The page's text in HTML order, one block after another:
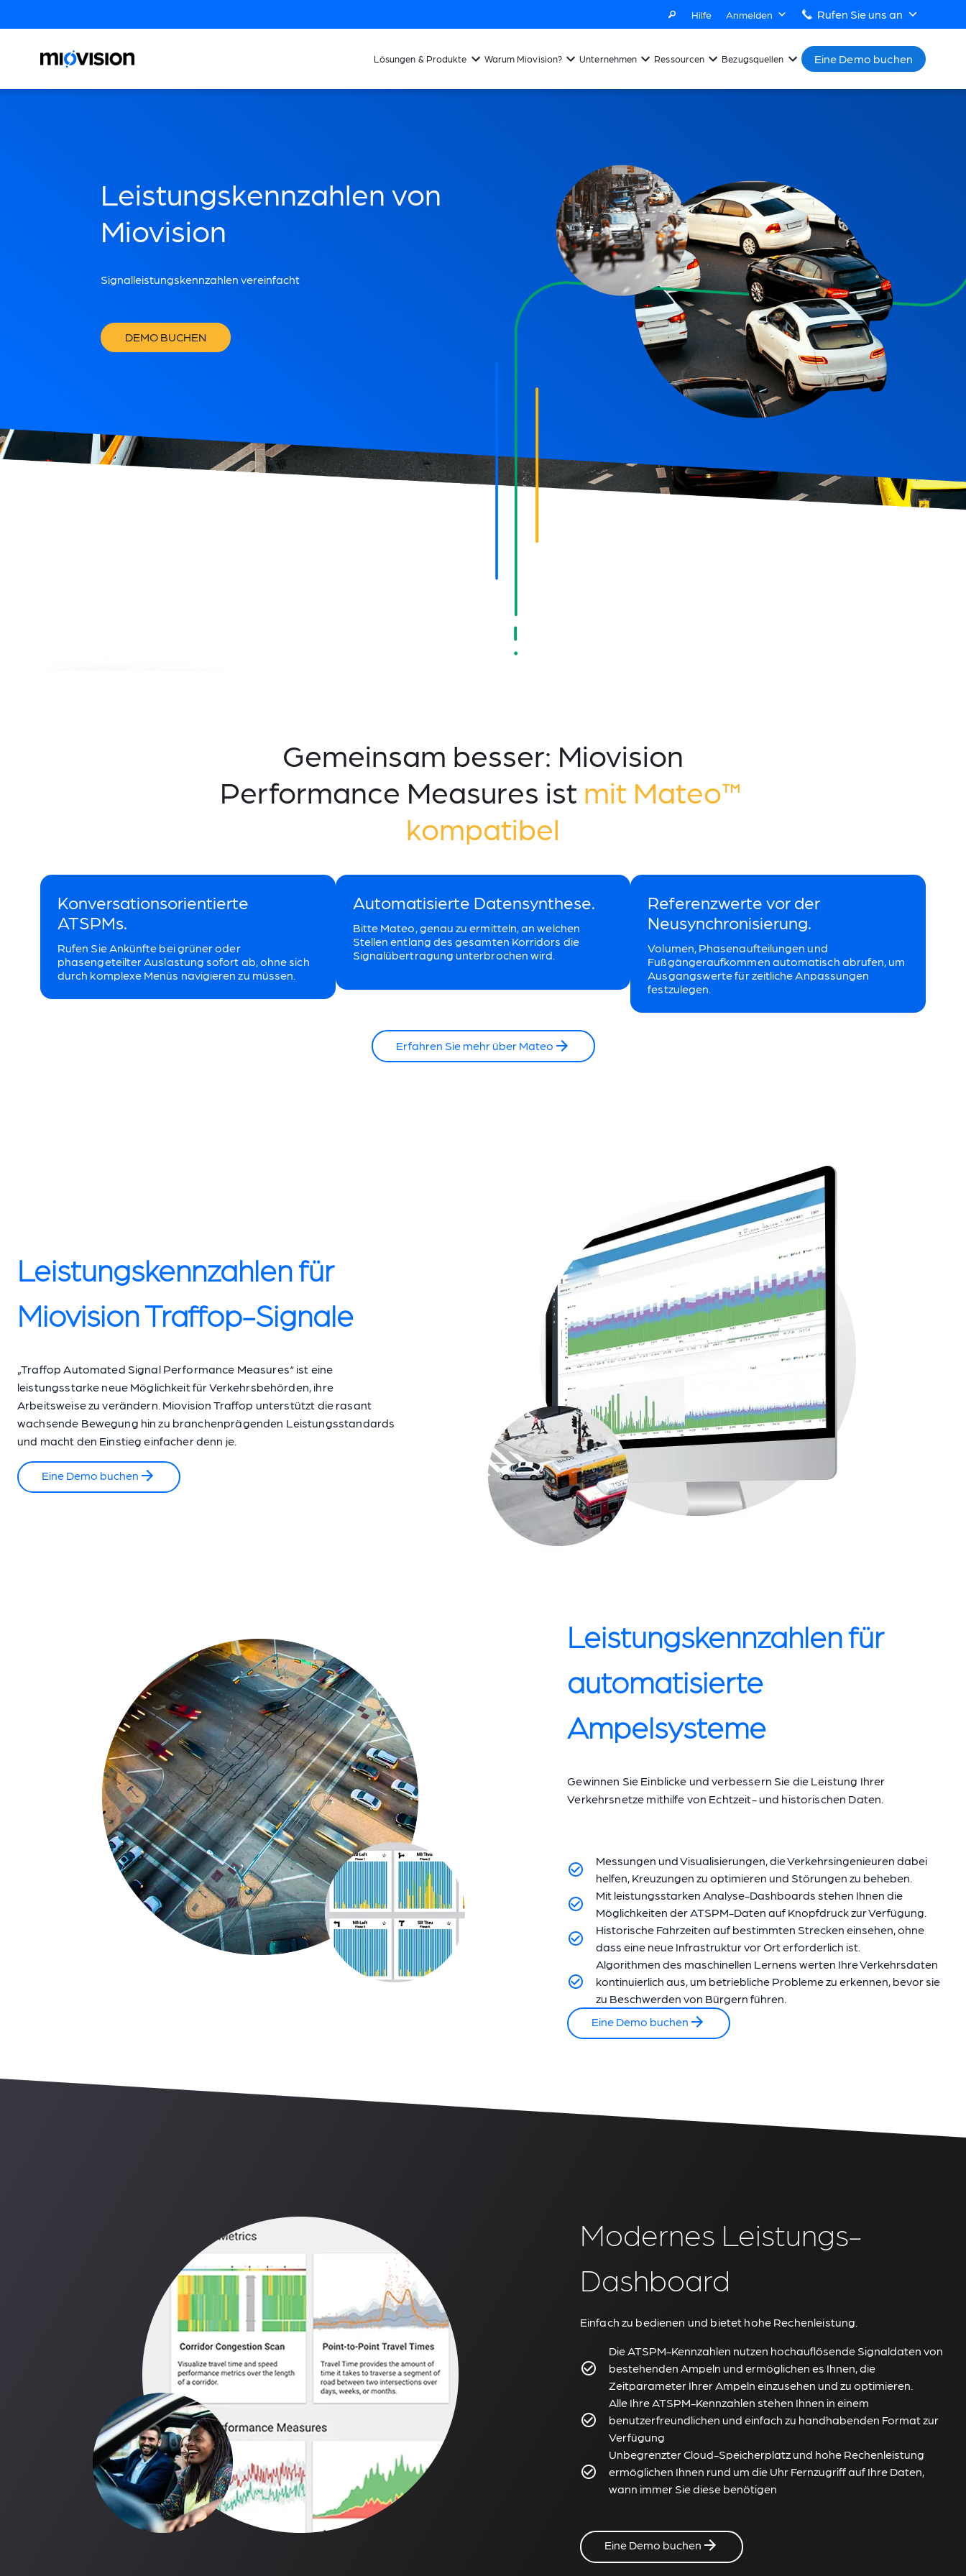
Hilfe Anmelden Rufen Sie uns an
Lösungen & Produkte Warum Miovision? Unternehmen Ressourcen Bezugsquellen Eine Demo buchen
Leistungskennzahlen von
Miovision
Signalleistungskennzahlen vereinfacht
DEMO BUCHEN
Gemeinsam besser: Miovision
Performance Measures ist mit Mateo™
kompatibel
Konversationsorientierte
ATSPMs.
Rufen Sie Ankünfte bei grüner oder
phasengeteilter Auslastung sofort ab, ohne sich
durch komplexe Menüs navigieren zu müssen.
Automatisierte Datensynthese.
Bitte Mateo, genau zu ermitteln, an welchen
Stellen entlang des gesamten Korridors die
Signalübertragung unterbrochen wird.
Referenzwerte vor der
Neusynchronisierung.
Volumen, Phasenaufteilungen und
Fußgängeraufkommen automatisch abrufen, um
Ausgangswerte für zeitliche Anpassungen
festzulegen.
Erfahren Sie mehr über Mateo
Leistungskennzahlen für
Miovision Traffop-Signale
„Traffop Automated Signal Performance Measures“ ist eine
leistungsstarke neue Möglichkeit für Verkehrsbehörden, ihre
Arbeitsweise zu verändern. Miovision Traffop unterstützt die rasant
wachsende Bewegung hin zu branchenprägenden Leistungsstandards
und macht den Einstieg einfacher denn je.
Eine Demo buchen
Leistungskennzahlen für
automatisierte
Ampelsysteme
Gewinnen Sie Einblicke und verbessern Sie die Leistung Ihrer
Verkehrsnetze mithilfe von Echtzeit- und historischen Daten.
Messungen und Visualisierungen, die Verkehrsingenieuren dabei
helfen, Kreuzungen zu optimieren und Störungen zu beheben.
Mit leistungsstarken Analyse-Dashboards stehen Ihnen die
Möglichkeiten der ATSPM-Daten auf Knopfdruck zur Verfügung.
Historische Fahrzeiten auf bestimmten Strecken einsehen, ohne
dass eine neue Infrastruktur vor Ort erforderlich ist.
Algorithmen des maschinellen Lernens werten Ihre Verkehrsdaten
kontinuierlich aus, um betriebliche Probleme zu erkennen, bevor sie
zu Beschwerden von Bürgern führen.
Eine Demo buchen
Modernes Leistungs-
Dashboard
Einfach zu bedienen und bietet hohe Rechenleistung.
Die ATSPM-Kennzahlen nutzen hochauflösende Signaldaten von
bestehenden Ampeln und ermöglichen es Ihnen, die
Zeitparameter Ihrer Ampeln einzusehen und zu optimieren.
Alle Ihre ATSPM-Kennzahlen stehen Ihnen in einem
benutzerfreundlichen und einfach zu handhabenden Format zur
Verfügung
Unbegrenzter Cloud-Speicherplatz und hohe Rechenleistung
ermöglichen Ihnen rund um die Uhr Fernzugriff auf Ihre Daten,
wann immer Sie diese benötigen
Eine Demo buchen